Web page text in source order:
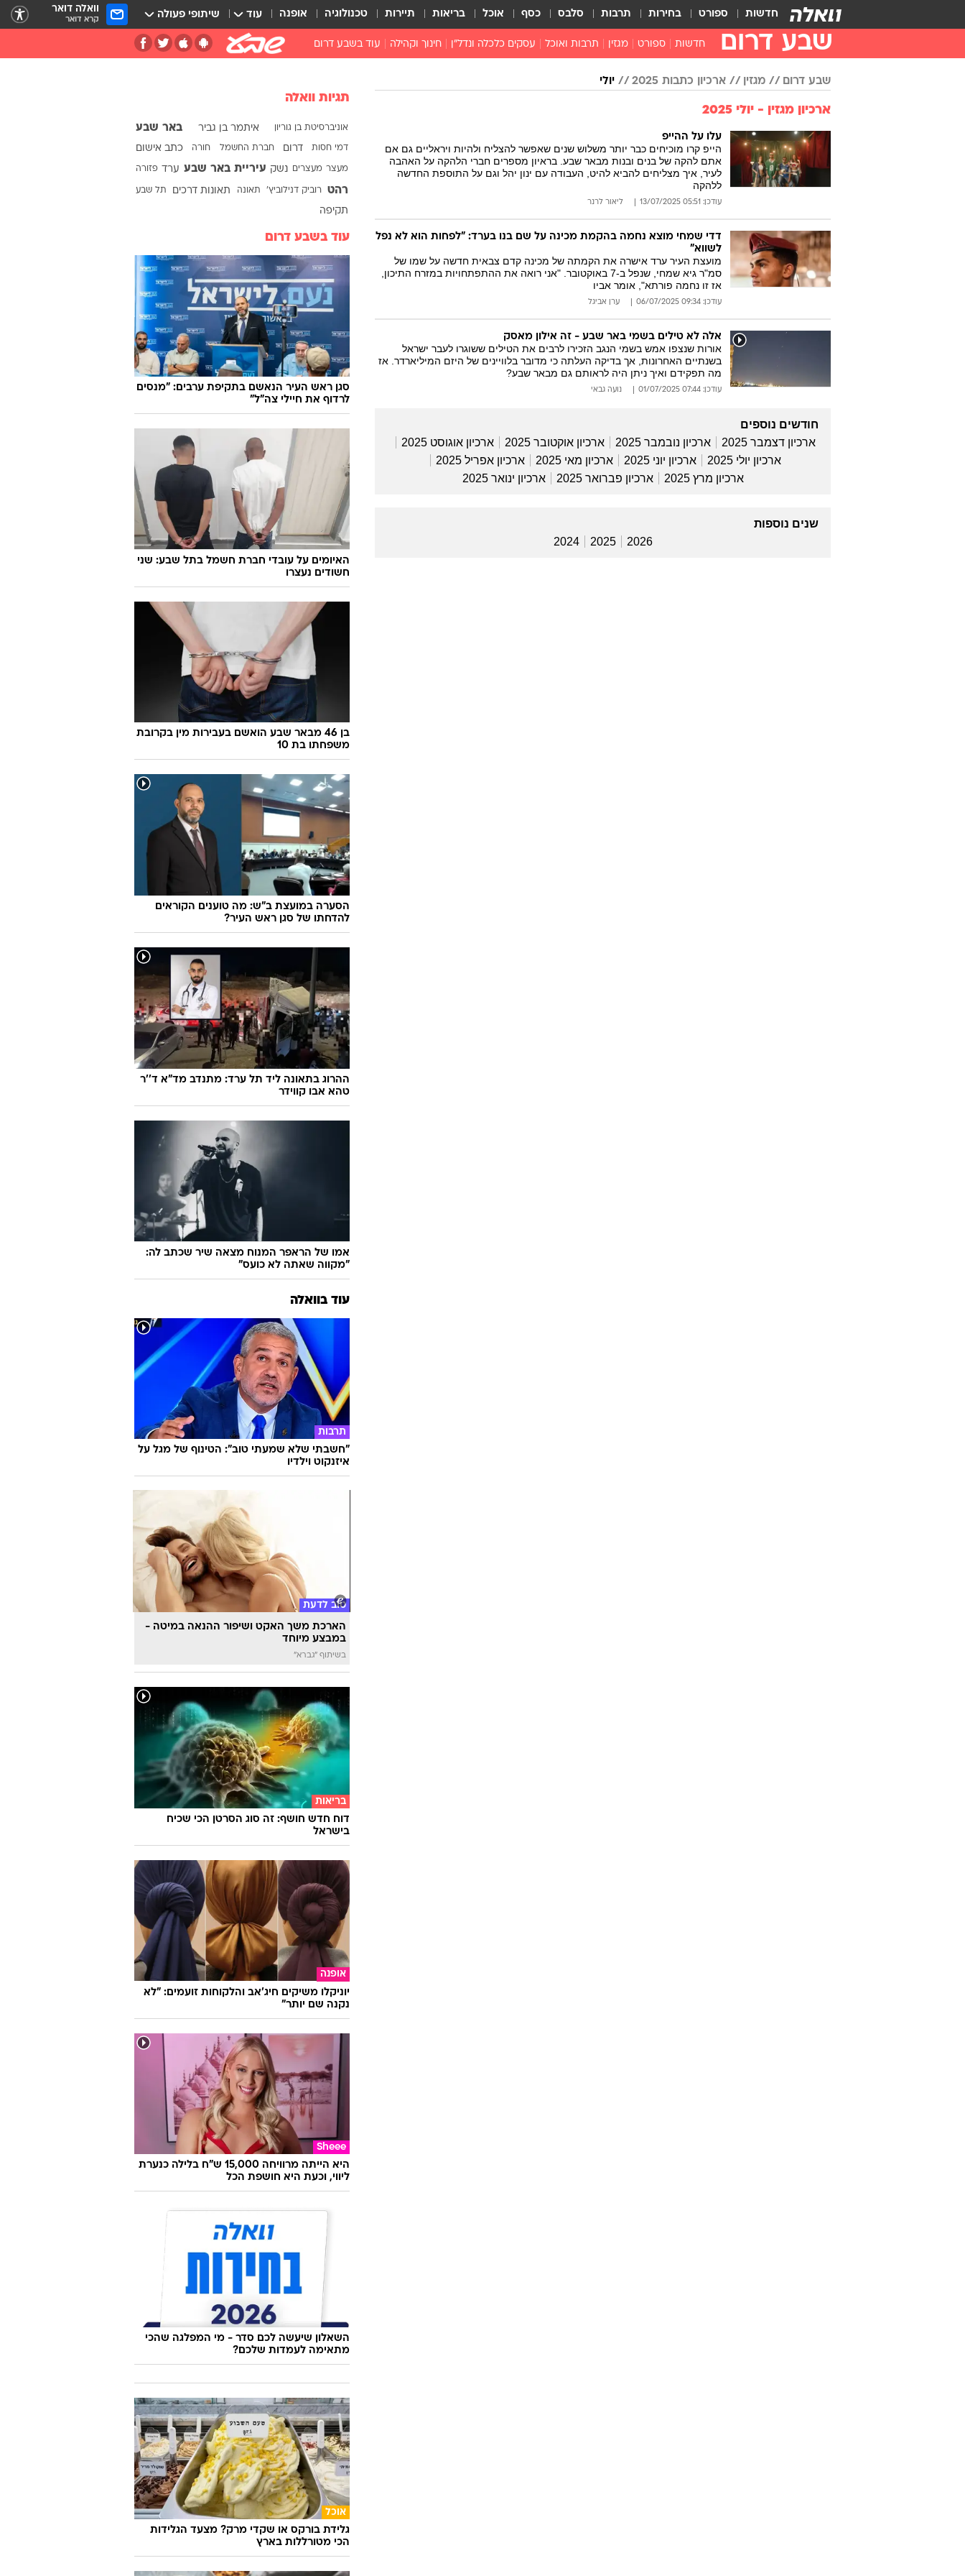
חדשות ספורט בחירות תרבות סלבס כסף אוכל בריאות תיירות טכנולוגיה אופנה עוד שיתופי פעולה וואלה דואר
קרא דואר
שבע דרום חדשות ספורט מגזין תרבות ואוכל עסקים כלכלה ונדל"ן חינוך וקהילה עוד בשבע דרום
טורים
שבע דרום מגזין ארכיון כתבות 2025 יולי
ארכיון מגזין - יולי 2025
עלו על ההייפ
הייפ קרו מוכיחים כבר יותר משלוש שנים שאפשר להצליח ולהיות ויראליים גם אם
אתם להקה של בנים ובנות מבאר שבע. בראיון מספרים חברי הלהקה על האהבה
לעיר, איך מצליחים להביא להיט, העבודה עם ינון יהל וגם על התוספת החדשה
ללהקה
עודכן: 05:51 13/07/2025 ליאור לרנר
דדי שמחי מוצא נחמה בהקמת מכינה על שם בנו בערד: "לפחות הוא לא נפל
לשווא"
מועצת העיר ערד אישרה את הקמתה של מכינה קדם צבאית חדשה על שמו של
סמ"ר גיא שמחי, שנפל ב-7 באוקטובר. "אני רואה את ההתפתחויות במזרח התיכון,
אז זו נחמה פורתא", אומר אביו
עודכן: 09:34 06/07/2025 ערן אביגל
אלה לא טילים בשמי באר שבע - זה אילון מאסק
אורות שנצפו אמש בשמי הנגב הזכירו לרבים את הטילים ששוגרו לעבר ישראל
בשנתיים האחרונות, אך בדיקה העלתה כי מדובר בלוויינים של היזם המיליארדר. אז
מה תפקידם ואיך ניתן היה לראותם גם מבאר שבע?
עודכן: 07:44 01/07/2025 נועה גבאי
חודשים נוספים
ארכיון דצמבר 2025
ארכיון נובמבר 2025 ארכיון אוקטובר 2025
ארכיון אוגוסט 2025
ארכיון יולי 2025
ארכיון יוני 2025 ארכיון מאי 2025
ארכיון אפריל 2025
ארכיון מרץ 2025
ארכיון פברואר 2025 ארכיון ינואר 2025
שנים נוספות
2026
2025
2024
תגיות וואלה
אוניברסיטת בן גוריון איתמר בן גביר באר שבע
דמי חסות דרום חברת החשמל חורה כתב אישום
מעצר מעצרים נשק עיריית באר שבע ערד פזורה
רהט רוביק דנילוביץ' תאונה תאונות דרכים תל שבע
תקיפה
עוד בשבע דרום
סגן ראש העיר הנאשם בתקיפת ערבים: "מנסים
לרדוף את חיילי צה"ל"
האיומים על עובדי חברת חשמל בתל שבע: שני
חשודים נעצרו
בן 46 מבאר שבע הואשם בעבירות מין בקרובת
משפחתו בת 10
הסערה במועצת ב"ש: מה טוענים הקוראים
להדחתו של סגן ראש העיר?
ההרוג בתאונה ליד תל ערד: מתנדב מד"א ד''ר
טהא אבו קווידר
אמו של הראפר המנוח מצאה שיר שכתב לה:
"מקווה שאתה לא כועס"
עוד בוואלה
תרבות
"חשבתי שלא שמעתי טוב": הטינוף של מגל על
איזנקוט וילדיו
טוב לדעת
הארכת משך האקט ושיפור ההנאה במיטה -
במבצע מיוחד
בשיתוף "גברא"
בריאות
דוח חדש חושף: זה סוג הסרטן הכי שכיח
בישראל
אופנה
יוניקלו משיקים חיג'אב והלקוחות זועמים: "לא
נקנה שם יותר"
Sheee
היא הייתה מרוויחה 15,000 ש"ח בלילה כנערת
ליווי, וכעת היא חושפת הכל
השאלון שיעשה לכם סדר - מי המפלגה שהכי
מתאימה לעמדות שלכם?
אוכל
גלידת בורקס או שקדי מרק? מצעד הגלידות
הכי מטורללות בארץ